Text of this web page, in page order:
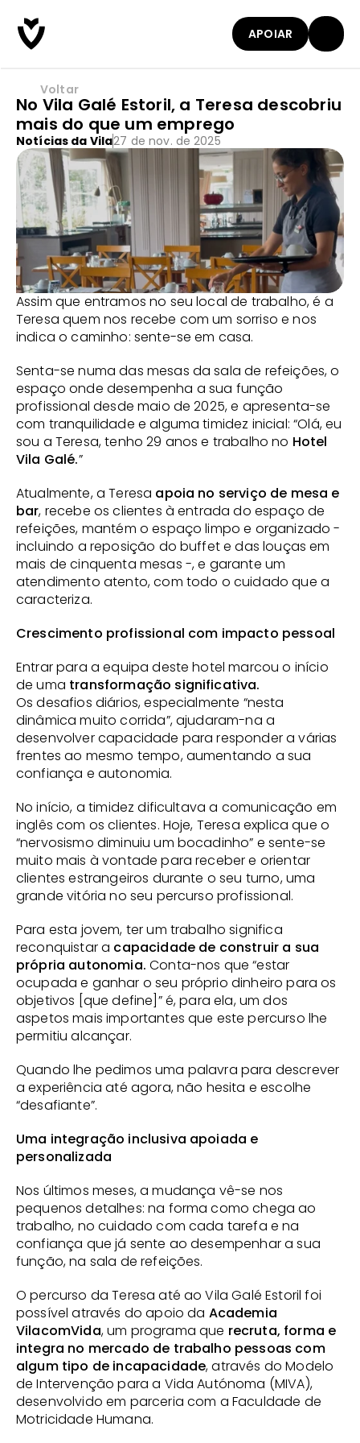
APOIAR
Voltar
No Vila Galé Estoril, a Teresa descobriu
mais do que um emprego
Notícias da Vila27 de nov. de 2025
Assim que entramos no seu local de trabalho, é a
Teresa quem nos recebe com um sorriso e nos
indica o caminho: sente-se em casa.
Senta-se numa das mesas da sala de refeições, o
espaço onde desempenha a sua função
profissional desde maio de 2025, e apresenta-se
com tranquilidade e alguma timidez inicial: “Olá, eu
sou a Teresa, tenho 29 anos e trabalho no Hotel
Vila Galé.”
Atualmente, a Teresa apoia no serviço de mesa e
bar, recebe os clientes à entrada do espaço de
refeições, mantém o espaço limpo e organizado -
incluindo a reposição do buffet e das louças em
mais de cinquenta mesas -, e garante um
atendimento atento, com todo o cuidado que a
caracteriza.
Crescimento profissional com impacto pessoal
Entrar para a equipa deste hotel marcou o início
de uma transformação significativa.
Os desafios diários, especialmente “nesta
dinâmica muito corrida”, ajudaram-na a
desenvolver capacidade para responder a várias
frentes ao mesmo tempo, aumentando a sua
confiança e autonomia.
No início, a timidez dificultava a comunicação em
inglês com os clientes. Hoje, Teresa explica que o
“nervosismo diminuiu um bocadinho” e sente-se
muito mais à vontade para receber e orientar
clientes estrangeiros durante o seu turno, uma
grande vitória no seu percurso profissional.
Para esta jovem, ter um trabalho significa
reconquistar a capacidade de construir a sua
própria autonomia. Conta-nos que “estar
ocupada e ganhar o seu próprio dinheiro para os
objetivos [que define]” é, para ela, um dos
aspetos mais importantes que este percurso lhe
permitiu alcançar.
Quando lhe pedimos uma palavra para descrever
a experiência até agora, não hesita e escolhe
“desafiante”.
Uma integração inclusiva apoiada e
personalizada
Nos últimos meses, a mudança vê-se nos
pequenos detalhes: na forma como chega ao
trabalho, no cuidado com cada tarefa e na
confiança que já sente ao desempenhar a sua
função, na sala de refeições.
O percurso da Teresa até ao Vila Galé Estoril foi
possível através do apoio da Academia
VilacomVida, um programa que recruta, forma e
integra no mercado de trabalho pessoas com
algum tipo de incapacidade, através do Modelo
de Intervenção para a Vida Autónoma (MIVA),
desenvolvido em parceria com a Faculdade de
Motricidade Humana.